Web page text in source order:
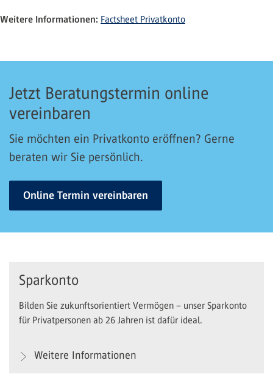
Weitere Informationen: Factsheet Privatkonto
Jetzt Beratungstermin online
vereinbaren
Sie möchten ein Privatkonto eröffnen? Gerne
beraten wir Sie persönlich.
Online Termin vereinbaren
Sparkonto
Bilden Sie zukunftsorientiert Vermögen – unser Sparkonto
für Privatpersonen ab 26 Jahren ist dafür ideal.
Weitere Informationen